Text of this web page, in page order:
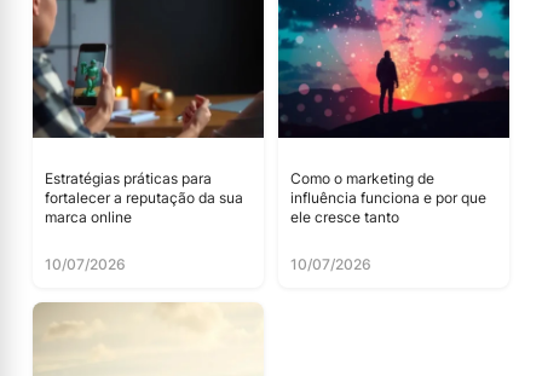
Estratégias práticas para
fortalecer a reputação da sua
marca online
10/07/2026
Como o marketing de
influência funciona e por que
ele cresce tanto
10/07/2026